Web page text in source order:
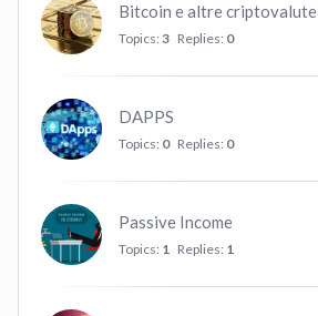
Bitcoin e altre criptovalute
Topics: 3 Replies: 0
DAPPS
Topics: 0 Replies: 0
Passive Income
Topics: 1 Replies: 1